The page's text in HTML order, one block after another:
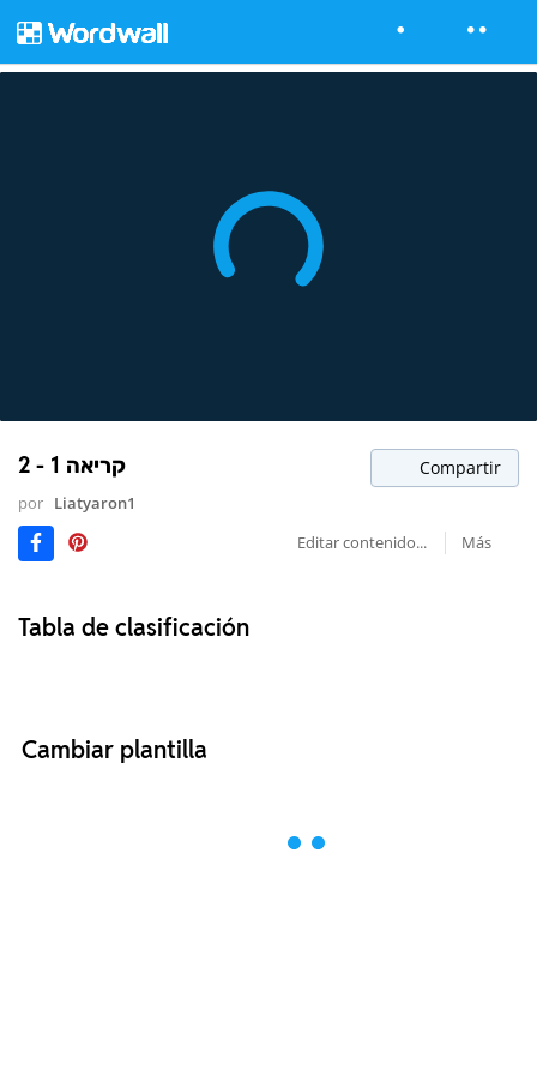
קריאה 1 - 2 Compartir
por Liatyaron1
Editar contenido...
Más
Tabla de clasificación
Cambiar plantilla